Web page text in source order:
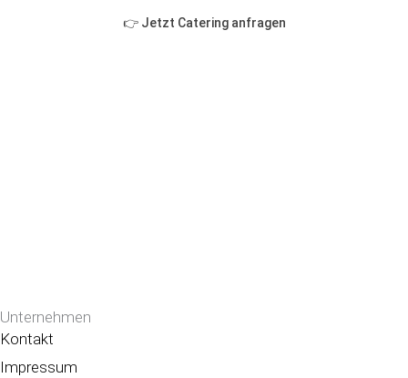
👉 Jetzt Catering anfragen
Unternehmen
Kontakt
Impressum